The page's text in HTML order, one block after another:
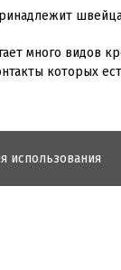
много видов
которых
использования